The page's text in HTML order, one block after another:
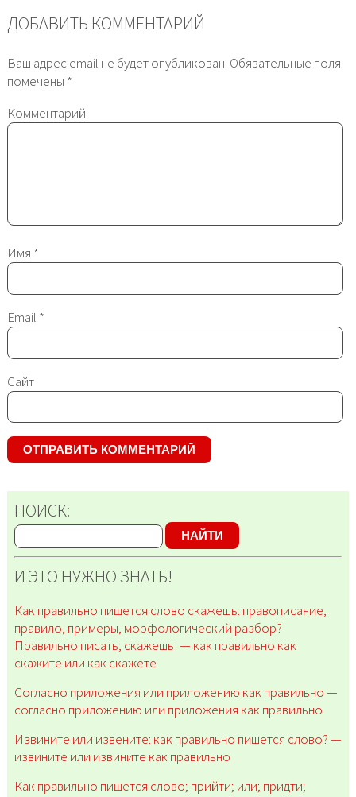
ДОБАВИТЬ КОММЕНТАРИЙ
Ваш адрес email не будет опубликован. Обязательные поля
помечены *
Комментарий
Имя *
Email *
Сайт
ПОИСК:
НАЙТИ
И ЭТО НУЖНО ЗНАТЬ!
Как правильно пишется слово скажешь: правописание,
правило, примеры, морфологический разбор?
Правильно писать; скажешь! — как правильно как
скажите или как скажете
Согласно приложения или приложению как правильно —
согласно приложению или приложения как правильно
Извините или извените: как правильно пишется слово? —
извините или извините как правильно
Как правильно пишется слово; прийти; или; придти;